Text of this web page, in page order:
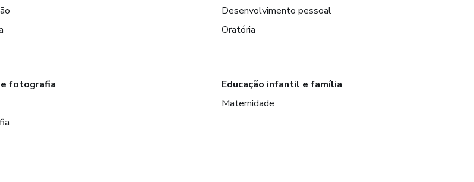
Desenvolvimento pessoal
Oratória
fotografia
Educação infantil e família
Maternidade